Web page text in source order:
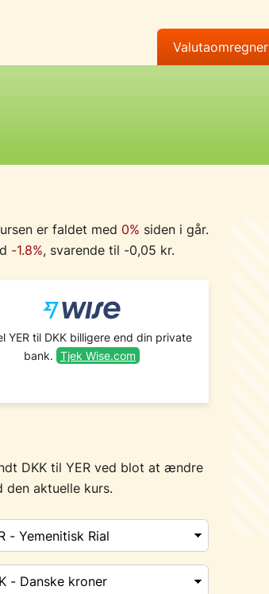
Valutaomregner
er faldet med 0% siden i går.
-1.8%, svarende til -0,05 kr.
YER til DKK billigere end din private
bank. Tjek Wise.com
DKK til YER ved blot at ændre
den aktuelle kurs.